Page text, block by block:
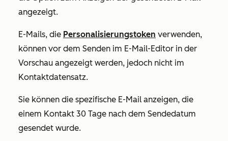
angezeigt.
E-Mails, die Personalisierungstoken verwenden,
können vor dem Senden im E-Mail-Editor in der
Vorschau angezeigt werden, jedoch nicht im
Kontaktdatensatz.
Sie können die spezifische E-Mail anzeigen, die
einem Kontakt 30 Tage nach dem Sendedatum
gesendet wurde.